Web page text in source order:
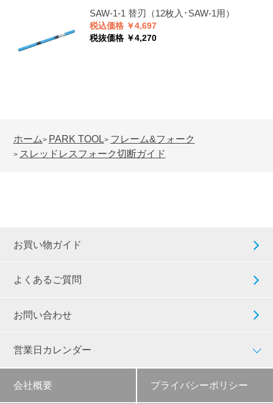
SAW-1-1 替刃（12枚入･SAW-1用）
税込価格 ￥4,697
税抜価格 ￥4,270
ホーム> PARK TOOL > フレーム&フォーク
> スレッドレスフォーク切断ガイド
お買い物ガイド
よくあるご質問
お問い合わせ
営業日カレンダー
会社概要 プライバシーポリシー